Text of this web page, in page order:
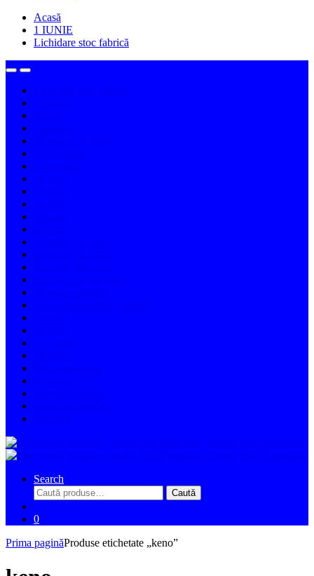
Acasă
1 IUNIE
Lichidare stoc fabrică
Search
Caută
după:
Caută
0
Prima paginăProduse etichetate „keno”